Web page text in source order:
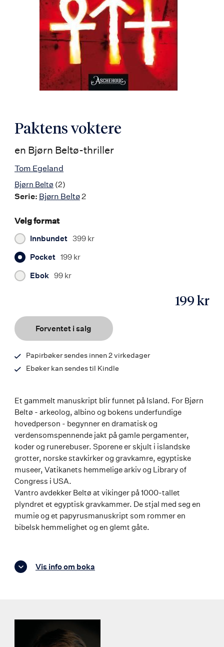
Paktens voktere
en Bjørn Beltø-thriller
Tom Egeland
Bjørn Beltø (2)
Serie: Bjørn Beltø2
Velg format
Innbundet 399 kr
Pocket 199 kr
Ebok 99 kr
Forventet i salg
199 kr
9788203196973
Papirbøker sendes innen 2 virkedager
Ebøker kan sendes til Kindle
Et gammelt manuskript blir funnet på Island. For Bjørn
Beltø - arkeolog, albino og bokens underfundige
hovedperson - begynner en dramatisk og
verdensomspennende jakt på gamle pergamenter,
koder og runerebuser. Sporene er skjult i islandske
grotter, norske stavkirker og gravkamre, egyptiske
museer, Vatikanets hemmelige arkiv og Library of
Congress i USA.
Vantro avdekker Beltø at vikinger på 1000-tallet
plyndret et egyptisk gravkammer. De stjal med seg en
mumie og et papyrusmanuskript som rommer en
bibelsk hemmelighet og en glemt gåte.
Vis info om boka